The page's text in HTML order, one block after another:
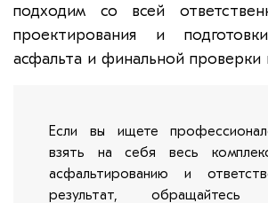
подходим со всей
проектирования и
асфальта и финальной проверки
Если вы ищете
взять на себя весь
асфальтированию и
результат,